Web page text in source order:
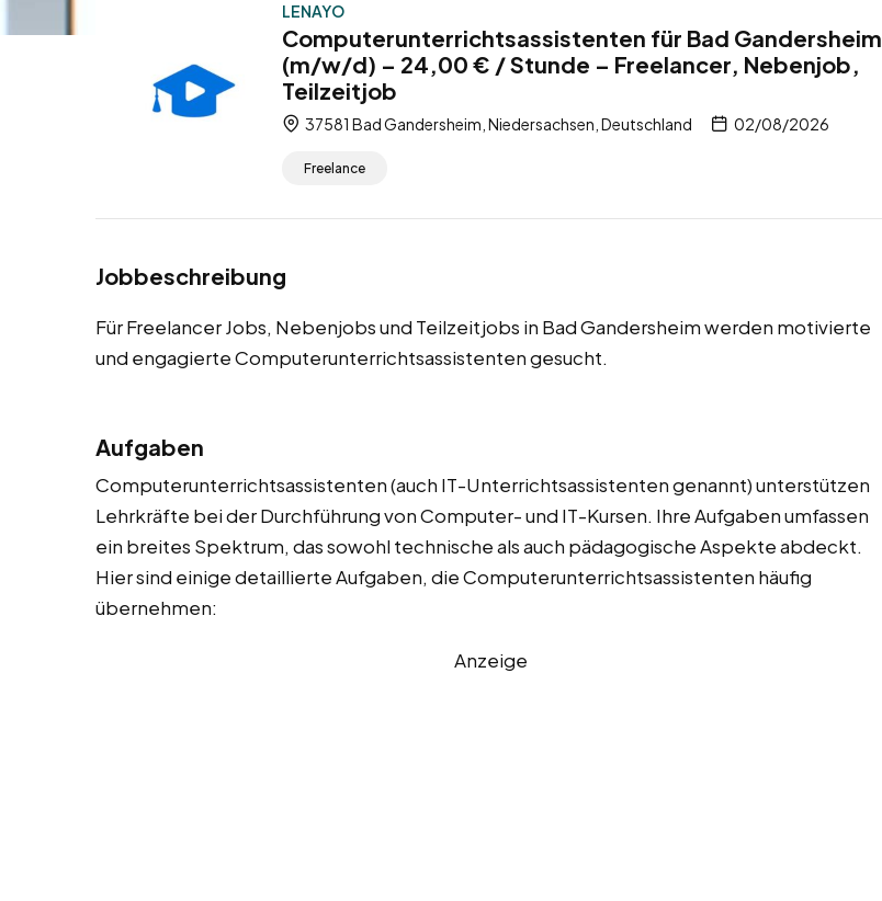
LENAYO
Computerunterrichtsassistenten für Bad Gandersheim
(m/w/d) – 24,00 € / Stunde – Freelancer, Nebenjob,
Teilzeitjob
37581 Bad Gandersheim, Niedersachsen, Deutschland 02/08/2026
Freelance
Jobbeschreibung
Für Freelancer Jobs, Nebenjobs und Teilzeitjobs in Bad Gandersheim werden motivierte
und engagierte Computerunterrichtsassistenten gesucht.
Aufgaben
Computerunterrichtsassistenten (auch IT-Unterrichtsassistenten genannt) unterstützen
Lehrkräfte bei der Durchführung von Computer- und IT-Kursen. Ihre Aufgaben umfassen
ein breites Spektrum, das sowohl technische als auch pädagogische Aspekte abdeckt.
Hier sind einige detaillierte Aufgaben, die Computerunterrichtsassistenten häufig
übernehmen:
Anzeige